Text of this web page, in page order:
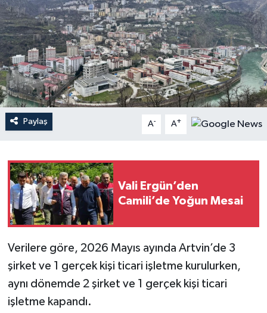
Paylaş A- A+
Vali Ergün’den
Camili’de Yoğun Mesai
Verilere göre, 2026 Mayıs ayında Artvin’de 3
şirket ve 1 gerçek kişi ticari işletme kurulurken,
aynı dönemde 2 şirket ve 1 gerçek kişi ticari
işletme kapandı.